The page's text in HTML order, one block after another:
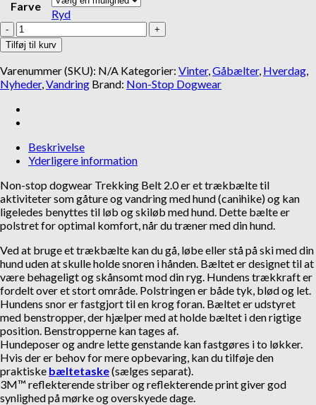
Farve
Ryd
Non-
stop
Dogwear
Trekking
Belt
2.0
antal
Tilføj til kurv
Varenummer (SKU): N/A Kategorier: Vinter,Gåbælter, Hverdag,
Nyheder,Vandring Brand: Non-Stop Dogwear
Beskrivelse
Yderligere information
Non-stop dogwear Trekking Belt 2.0 er et trækbælte til
aktiviteter som gåture og vandring med hund (canihike) og kan
ligeledes benyttes til løb og skiløb med hund. Dette bælte er
polstret for optimal komfort, når du træner med din hund.
Ved at bruge et trækbælte kan du gå, løbe eller stå på ski med din
hund uden at skulle holde snoren i hånden. Bæltet er designet til at
være behageligt og skånsomt mod din ryg. Hundens trækkraft er
fordelt over et stort område. Polstringen er både tyk, blød og let.
Hundens snor er fastgjort til en krog foran. Bæltet er udstyret
med benstropper, der hjælper med at holde bæltet i den rigtige
position. Benstropperne kan tages af.
Hundeposer og andre lette genstande kan fastgøres i to løkker.
Hvis der er behov for mere opbevaring, kan du tilføje den
praktiske bæltetaske(sælges separat).
3M™ reflekterende striber og reflekterende print giver god
synlighed på mørke og overskyede dage.